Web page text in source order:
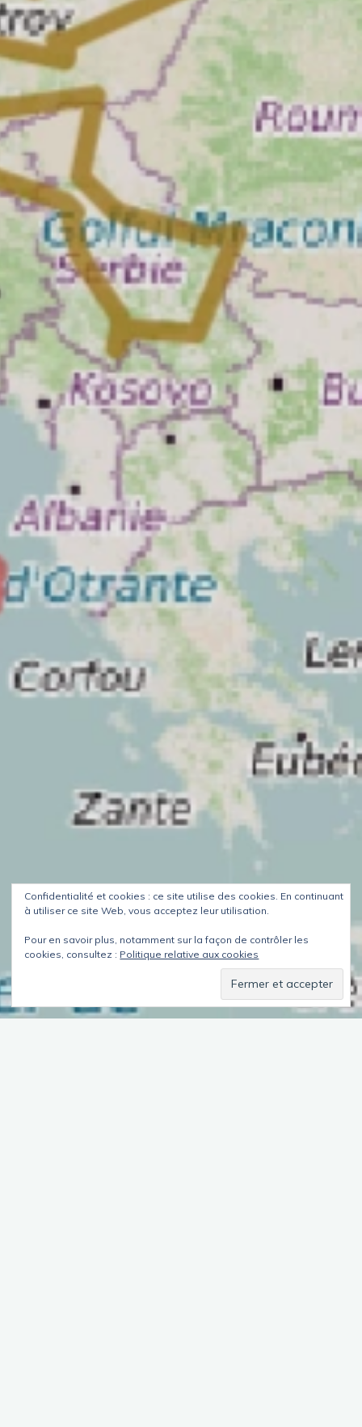
Confidentialité et cookies : ce site utilise des cookies. En continuant
à utiliser ce site Web, vous acceptez leur utilisation.
Pour en savoir plus, notamment sur la façon de contrôler les
cookies, consultez : Politique relative aux cookies